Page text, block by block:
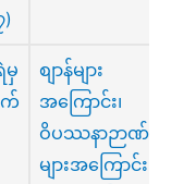
မှ
က်
စျာန်များ
အကြောင်း၊
ဝိပဿနာဉာဏ်
များအကြောင်း၊